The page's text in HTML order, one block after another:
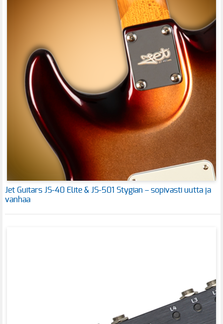
Jet Guitars JS-40 Elite & JS-501 Stygian – sopivasti uutta ja
vanhaa